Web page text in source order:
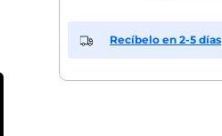
Recíbelo en 2-5 días